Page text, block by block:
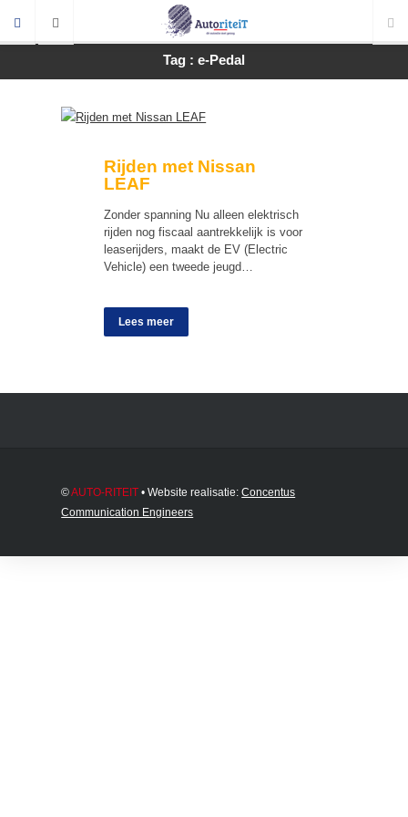
Tag : e-Pedal
Rijden met Nissan
LEAF
Zonder spanning Nu alleen elektrisch
rijden nog fiscaal aantrekkelijk is voor
leaserijders, maakt de EV (Electric
Vehicle) een tweede jeugd…
Lees meer
©AUTO-RITEIT • Website realisatie:Concentus
Communication Engineers